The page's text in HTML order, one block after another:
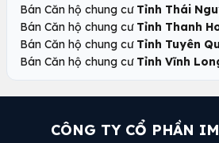
Bán Căn hộ chung cư Tỉnh Thái
Bán Căn hộ chung cư Tỉnh Thanh
Bán Căn hộ chung cư Tỉnh Tuyên
Bán Căn hộ chung cư Tỉnh Vĩnh
CÔNG TY CỔ PHẦN